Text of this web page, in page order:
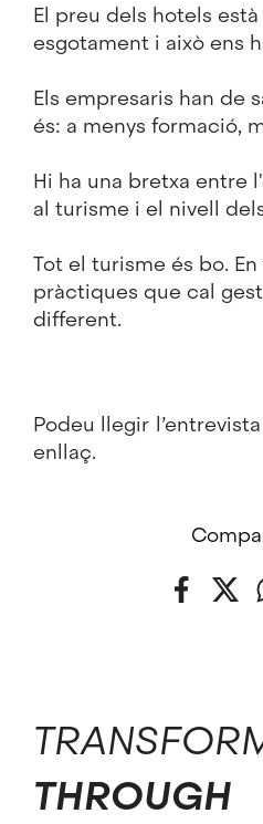
El preu dels hotels
esgotament i això ens
Els empresaris han de
és: a menys formació,
Hi ha una bretxa entre
al turisme i el nivell
Tot el turisme és bo.
pràctiques que cal
different.
Podeu llegir
enllaç.
THROUGH